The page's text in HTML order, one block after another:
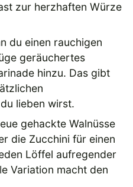
zur herzhaften Würze
du einen rauchigen
geräuchertes
hinzu. Das gibt
lieben wirst.
gehackte Walnüsse
die Zucchini für einen
Löffel aufregender
Variation macht den